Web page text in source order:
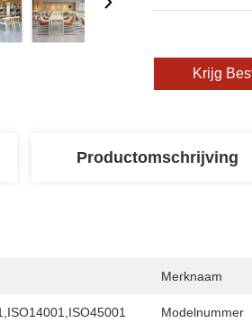
Krijg
Productomschrijving
Merknaam
Modelnummer